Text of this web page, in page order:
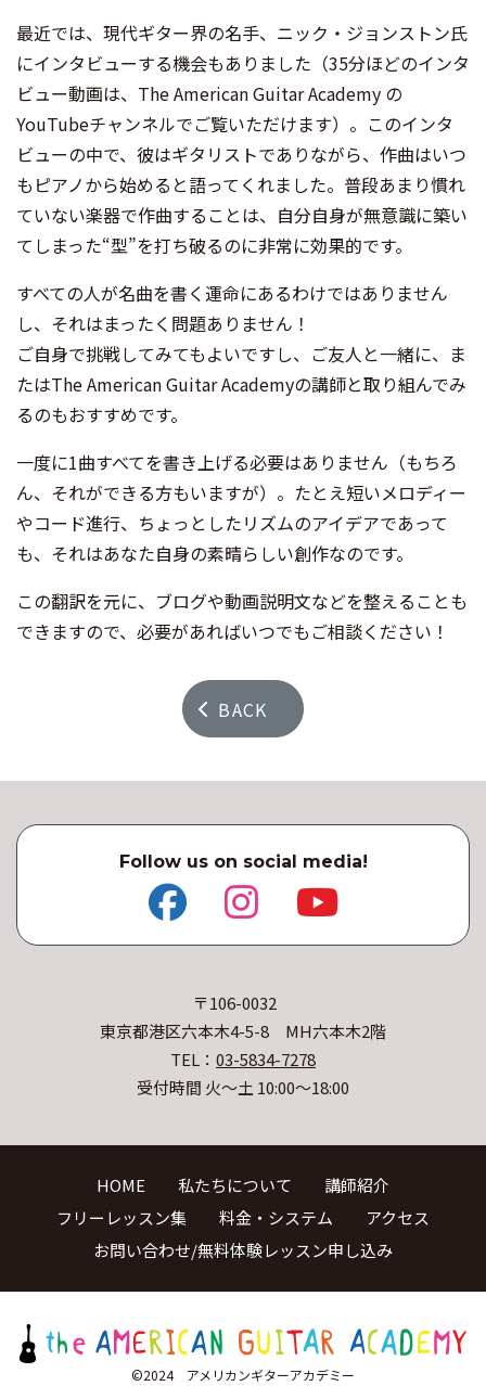
最近では、現代ギター界の名手、ニック・ジョンストン氏
にインタビューする機会もありました（35分ほどのインタ
ビュー動画は、The American Guitar Academy の
YouTubeチャンネルでご覧いただけます）。このインタ
ビューの中で、彼はギタリストでありながら、作曲はいつ
もピアノから始めると語ってくれました。普段あまり慣れ
ていない楽器で作曲することは、自分自身が無意識に築い
てしまった“型”を打ち破るのに非常に効果的です。
すべての人が名曲を書く運命にあるわけではありません
し、それはまったく問題ありません！
ご自身で挑戦してみてもよいですし、ご友人と一緒に、ま
たはThe American Guitar Academyの講師と取り組んでみ
るのもおすすめです。
一度に1曲すべてを書き上げる必要はありません（もちろ
ん、それができる方もいますが）。たとえ短いメロディー
やコード進行、ちょっとしたリズムのアイデアであって
も、それはあなた自身の素晴らしい創作なのです。
この翻訳を元に、ブログや動画説明文などを整えることも
できますので、必要があればいつでもご相談ください！
BACK
Follow us on social media!
〒106-0032
東京都港区六本木4-5-8 MH六本木2階
TEL： 03-5834-7278
受付時間 火〜土 10:00〜18:00
HOME 私たちについて
講師紹介
フリーレッスン集
料金・システム
アクセス
お問い合わせ/無料体験レッスン申し込み
©2024 アメリカンギターアカデミー